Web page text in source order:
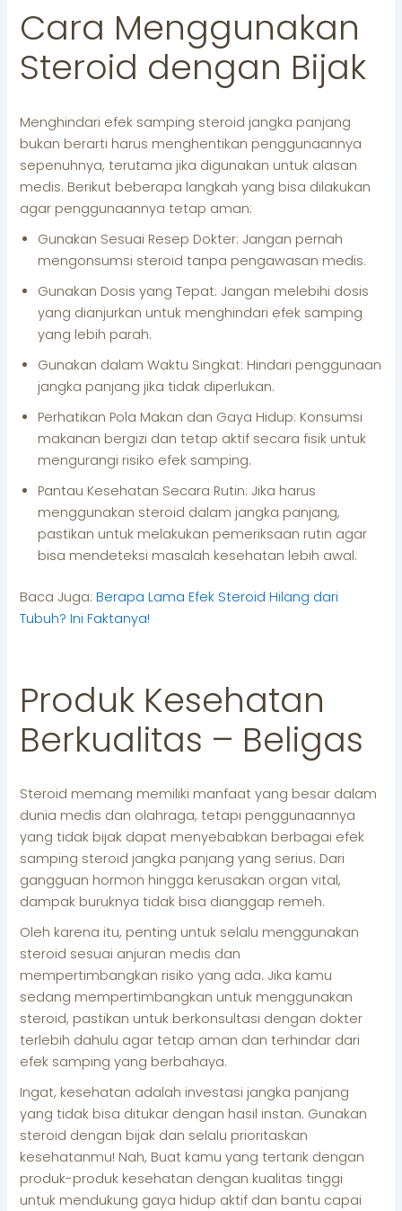
Cara Menggunakan
Steroid dengan Bijak
Menghindari efek samping steroid jangka panjang
bukan berarti harus menghentikan penggunaannya
sepenuhnya, terutama jika digunakan untuk alasan
medis. Berikut beberapa langkah yang bisa dilakukan
agar penggunaannya tetap aman:
Gunakan Sesuai Resep Dokter: Jangan pernah
mengonsumsi steroid tanpa pengawasan medis.
Gunakan Dosis yang Tepat: Jangan melebihi dosis
yang dianjurkan untuk menghindari efek samping
yang lebih parah.
Gunakan dalam Waktu Singkat: Hindari penggunaan
jangka panjang jika tidak diperlukan.
Perhatikan Pola Makan dan Gaya Hidup: Konsumsi
makanan bergizi dan tetap aktif secara fisik untuk
mengurangi risiko efek samping.
Pantau Kesehatan Secara Rutin: Jika harus
menggunakan steroid dalam jangka panjang,
pastikan untuk melakukan pemeriksaan rutin agar
bisa mendeteksi masalah kesehatan lebih awal.
Baca Juga:Berapa Lama Efek Steroid Hilang dari
Tubuh? Ini Faktanya!
Produk Kesehatan
Berkualitas – Beligas
Steroid memang memiliki manfaat yang besar dalam
dunia medis dan olahraga, tetapi penggunaannya
yang tidak bijak dapat menyebabkan berbagai efek
samping steroid jangka panjang yang serius. Dari
gangguan hormon hingga kerusakan organ vital,
dampak buruknya tidak bisa dianggap remeh.
Oleh karena itu, penting untuk selalu menggunakan
steroid sesuai anjuran medis dan
mempertimbangkan risiko yang ada. Jika kamu
sedang mempertimbangkan untuk menggunakan
steroid, pastikan untuk berkonsultasi dengan dokter
terlebih dahulu agar tetap aman dan terhindar dari
efek samping yang berbahaya.
Ingat, kesehatan adalah investasi jangka panjang
yang tidak bisa ditukar dengan hasil instan. Gunakan
steroid dengan bijak dan selalu prioritaskan
kesehatanmu! Nah, Buat kamu yang tertarik dengan
produk-produk kesehatan dengan kualitas tinggi
untuk mendukung gaya hidup aktif dan bantu capai